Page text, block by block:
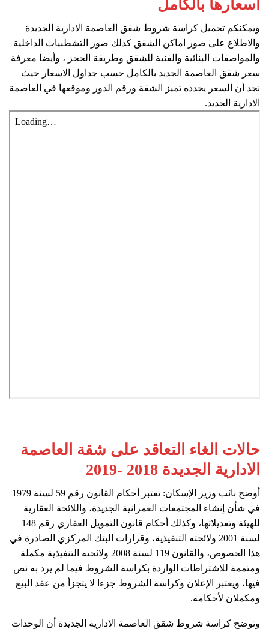
اسعارها بالكامل
ويمكنكم تحميل كراسة شروط شقق العاصمة الادارية الجديدة
والاطلاع على صور اماكن الشقق كذلك صور التشطبيات الداخلية
والمواصفات البنائية والفنية للشقق وطريقة الحجز ، وأيضا معرفة
سعر شقق العاصمة الجديد بالكامل حسب جداول الاسعار حيث
نجد أن السعر يحدده تميز الشقة ورقم الدور وموقعها في العاصمة
الادارية الجديد.
حالات الغاء التعاقد على شقة العاصمة
الادارية الجديدة 2018 -2019
أوضح نائب وزير الإسكان: تعتبر أحكام القانون رقم 59 لسنة 1979
في شأن إنشاء المجتمعات العمرانية الجديدة، واللائحة العقارية
للهيئة وتعديلاتها، وكذلك أحكام قانون التمويل العقاري رقم 148
لسنة 2001 ولائحته التنفيذية، وقرارات البنك المركزي الصادرة في
هذا الخصوص، والقانون 119 لسنة 2008 ولائحته التنفيذية مكملة
ومتممة للاشتراطات الواردة بكراسة الشروط فيما لم يرد به نص
فيها، ويعتبر الإعلان وكراسة الشروط جزءا لا يتجزأ من عقد البيع
ومكملان لأحكامه.
وتوضح كراسة شروط شقق العاصمة الادارية الجديدة أن الوحدات